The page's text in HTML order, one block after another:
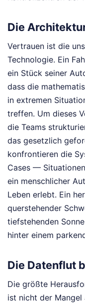
Die
Vertrauen ist die
Technologie. Ein
ein Stück seiner
dass die
in extremen
treffen. Um dieses
die Teams
das gesetzlich
konfrontieren die
Cases —
ein menschlicher
Leben erlebt. Ein
querstehender
tiefstehenden
hinter einem
Die Datenflut
Die größte
ist nicht der Mangel